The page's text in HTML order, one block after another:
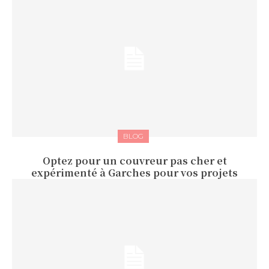
BLOG
Optez pour un couvreur pas cher et
expérimenté à Garches pour vos projets